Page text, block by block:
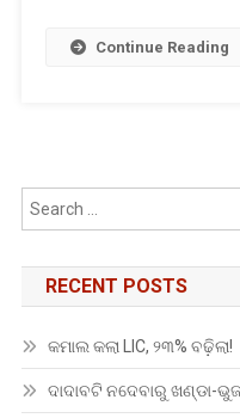
Continue Reading
RECENT POSTS
କମାଲ କଲା LIC, ୨୩% ବଢ଼ିଲା!
ଦାଦାବଟି ନଦେବାରୁ